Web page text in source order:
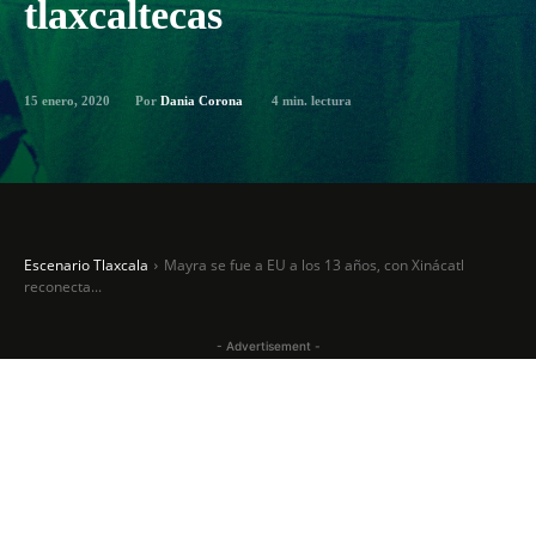
tlaxcaltecas
15 enero, 2020 Por Dania Corona 4 min. lectura
Escenario Tlaxcala
Mayra se fue a EU a los 13 años, con Xinácatl
reconecta...
- Advertisement -